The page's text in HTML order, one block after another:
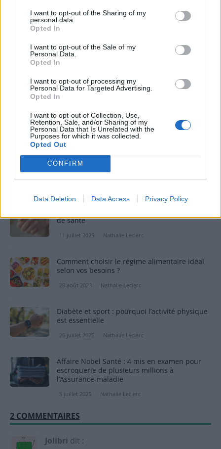
I want to opt-out of the Sharing of my
personal data.
Opted In
I want to opt-out of the Sale of my
Personal Data.
Opted In
I want to opt-out of processing my
Personal Data for Targeted Advertising.
Opted In
I want to opt-out of Collection, Use,
Retention, Sale, and/or Sharing of my
Personal Data that Is Unrelated with the
Purposes for which it was collected.
Opted Out
CONFIRM
Data Deletion Data Access Privacy Policy
Grâce à cette double casquette de journaliste et de maman
engagée, Nathalie propose des conseils pratiques, fiables et
accessibles, permettant à ses lecteurs de mieux naviguer
dans les enjeux de la santé moderne tout en adoptant des
habitudes plus saines et respectueuses de la planète.
SUR LE MÊME THÈME
Découvrez les incroyables bienfaits de l’aloe
vera pour votre santé et votre beauté
21 mars 2023 Nathalie Leclerc
Comment booster son système immunitaire
avant l’arrivée de l’hiver
de santé
11 juillet 2025 Nathalie Leclerc
Comment choisir le régime alimentaire idéal
selon vos besoins ?
28 août 2023 Nathalie Leclerc
Diabète et sport : pourquoi l’activité physique
est essentielle
26 juillet 2025 Nathalie Leclerc
Affaire Nobel Santé : 4 mis en examen pour
escroquerie de plusieurs millions à
l’Assurance-maladie
5 juillet 2025 Nathalie Leclerc
2 COMMENTAIRES
Jolibri dit :